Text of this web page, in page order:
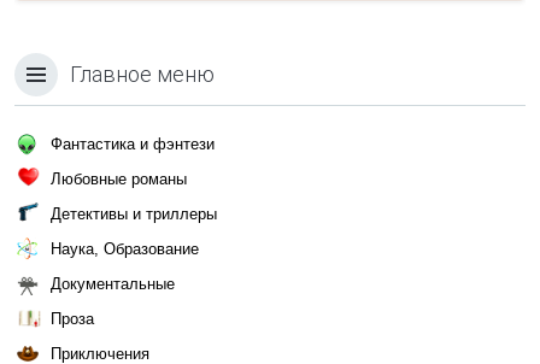
Главное меню
Фантастика и фэнтези
Любовные романы
Детективы и триллеры
Наука, Образование
Документальные
Проза
Приключения